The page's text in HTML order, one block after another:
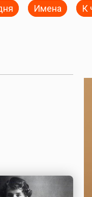
Имена К